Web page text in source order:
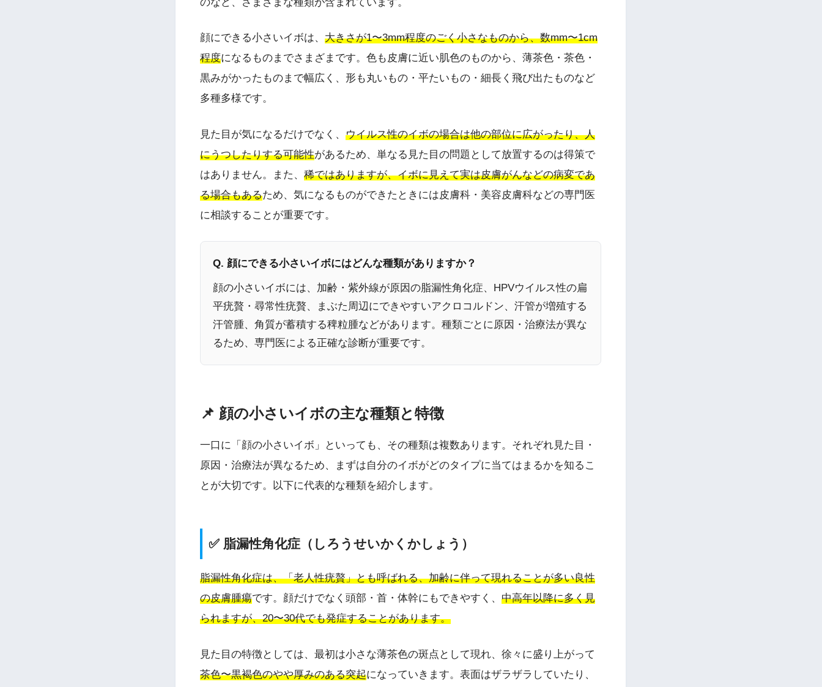
顔にできる小さいイボは、 大きさが1〜3mm程度のごく小さなものから、数mm〜1cm
程度になるものまでさまざまです。色も皮膚に近い肌色のものから、薄茶色・茶色・
黒みがかったものまで幅広く、形も丸いもの・平たいもの・細長く飛び出たものなど
多種多様です。
見た目が気になるだけでなく、 ウイルス性のイボの場合は他の部位に広がったり、人
にうつしたりする可能性があるため、単なる見た目の問題として放置するのは得策で
はありません。また、 稀ではありますが、イボに見えて実は皮膚がんなどの病変であ
る場合もあるため、気になるものができたときには皮膚科・美容皮膚科などの専門医
に相談することが重要です。
Q. 顔にできる小さいイボにはどんな種類がありますか？
顔の小さいイボには、加齢・紫外線が原因の脂漏性角化症、HPVウイルス性の扁
平疣贅・尋常性疣贅、まぶた周辺にできやすいアクロコルドン、汗管が増殖する
汗管腫、角質が蓄積する稗粒腫などがあります。種類ごとに原因・治療法が異な
るため、専門医による正確な診断が重要です。
📌 顔の小さいイボの主な種類と特徴
一口に「顔の小さいイボ」といっても、その種類は複数あります。それぞれ見た目・
原因・治療法が異なるため、まずは自分のイボがどのタイプに当てはまるかを知るこ
とが大切です。以下に代表的な種類を紹介します。
✅ 脂漏性角化症（しろうせいかくかしょう）
脂漏性角化症は、「老人性疣贅」とも呼ばれる、加齢に伴って現れることが多い良性
の皮膚腫瘍です。顔だけでなく頭部・首・体幹にもできやすく、 中高年以降に多く見
られますが、20〜30代でも発症することがあります。
見た目の特徴としては、最初は小さな薄茶色の斑点として現れ、徐々に盛り上がって
茶色〜黒褐色のやや厚みのある突起になっていきます。表面はザラザラしていたり、